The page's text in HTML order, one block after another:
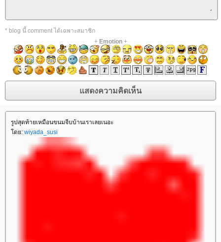
* blog นี้ comment ได้เฉพาะสมาชิก
+ Emotion+
รูปสุดท้ายเหมือนขนมจีบบ้านเราเลยเนอะ
โดย: wiyada_susi